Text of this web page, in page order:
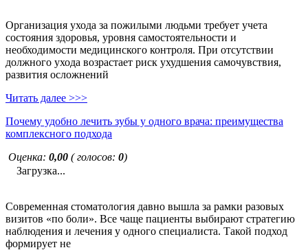
Организация ухода за пожилыми людьми требует учета
состояния здоровья, уровня самостоятельности и
необходимости медицинского контроля. При отсутствии
должного ухода возрастает риск ухудшения самочувствия,
развития осложнений
Читать далее >>>
Почему удобно лечить зубы у одного врача: преимущества
комплексного подхода
Оценка: 0,00 ( голосов: 0)
Загрузка...
Современная стоматология давно вышла за рамки разовых
визитов «по боли». Все чаще пациенты выбирают стратегию
наблюдения и лечения у одного специалиста. Такой подход
формирует не